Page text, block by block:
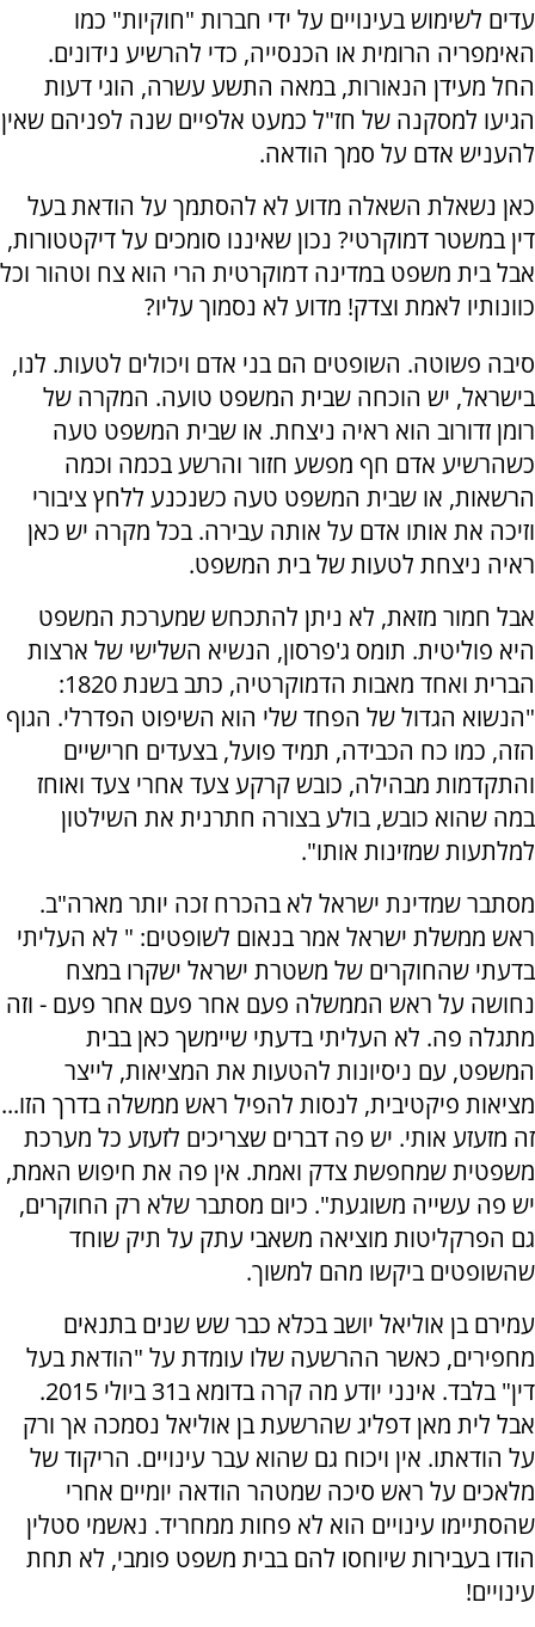
עדים לשימוש בעינויים על ידי חברות "חוקיות" כמו
האימפריה הרומית או הכנסייה, כדי להרשיע נידונים.
החל מעידן הנאורות, במאה התשע עשרה, הוגי דעות
הגיעו למסקנה של חז"ל כמעט אלפיים שנה לפניהם שאין
להעניש אדם על סמך הודאה.
כאן נשאלת השאלה מדוע לא להסתמך על הודאת בעל
דין במשטר דמוקרטי? נכון שאיננו סומכים על דיקטטורות,
אבל בית משפט במדינה דמוקרטית הרי הוא צח וטהור וכל
כוונותיו לאמת וצדק! מדוע לא נסמוך עליו?
סיבה פשוטה. השופטים הם בני אדם ויכולים לטעות. לנו,
בישראל, יש הוכחה שבית המשפט טועה. המקרה של
רומן זדורוב הוא ראיה ניצחת. או שבית המשפט טעה
כשהרשיע אדם חף מפשע חזור והרשע בכמה וכמה
הרשאות, או שבית המשפט טעה כשנכנע ללחץ ציבורי
וזיכה את אותו אדם על אותה עבירה. בכל מקרה יש כאן
ראיה ניצחת לטעות של בית המשפט.
אבל חמור מזאת, לא ניתן להתכחש שמערכת המשפט
היא פוליטית. תומס ג'פרסון, הנשיא השלישי של ארצות
הברית ואחד מאבות הדמוקרטיה, כתב בשנת 1820:
"הנשוא הגדול של הפחד שלי הוא השיפוט הפדרלי. הגוף
הזה, כמו כח הכבידה, תמיד פועל, בצעדים חרישיים
והתקדמות מבהילה, כובש קרקע צעד אחרי צעד ואוחז
במה שהוא כובש, בולע בצורה חתרנית את השילטון
למלתעות שמזינות אותו".
מסתבר שמדינת ישראל לא בהכרח זכה יותר מארה"ב.
ראש ממשלת ישראל אמר בנאום לשופטים: " לא העליתי
בדעתי שהחוקרים של משטרת ישראל ישקרו במצח
נחושה על ראש הממשלה פעם אחר פעם אחר פעם - וזה
מתגלה פה. לא העליתי בדעתי שיימשך כאן בבית
המשפט, עם ניסיונות להטעות את המציאות, לייצר
מציאות פיקטיבית, לנסות להפיל ראש ממשלה בדרך הזו...
זה מזעזע אותי. יש פה דברים שצריכים לזעזע כל מערכת
משפטית שמחפשת צדק ואמת. אין פה את חיפוש האמת,
יש פה עשייה משוגעת". כיום מסתבר שלא רק החוקרים,
גם הפרקליטות מוציאה משאבי עתק על תיק שוחד
שהשופטים ביקשו מהם למשוך.
עמירם בן אוליאל יושב בכלא כבר שש שנים בתנאים
מחפירים, כאשר ההרשעה שלו עומדת על "הודאת בעל
דין" בלבד. אינני יודע מה קרה בדומא ב31 ביולי 2015.
אבל לית מאן דפליג שהרשעת בן אוליאל נסמכה אך ורק
על הודאתו. אין ויכוח גם שהוא עבר עינויים. הריקוד של
מלאכים על ראש סיכה שמטהר הודאה יומיים אחרי
שהסתיימו עינויים הוא לא פחות ממחריד. נאשמי סטלין
הודו בעבירות שיוחסו להם בבית משפט פומבי, לא תחת
עינויים!